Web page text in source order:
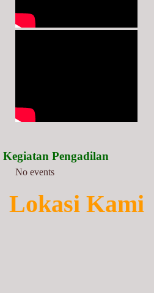
Kegiatan Pengadilan
No events
Lokasi Kami